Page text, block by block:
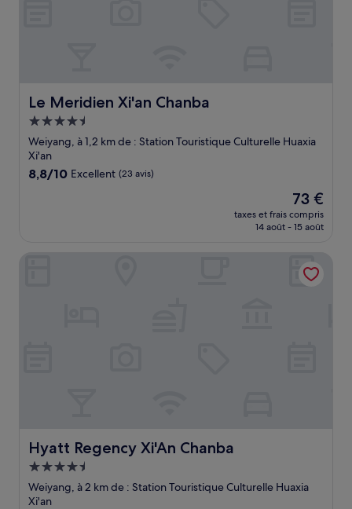
Le Meridien Xi'an Chanba
Le Meridien Xi'an Chanba
Hébergement
4.5 étoiles
Weiyang, à 1,2 km de : Station Touristique Culturelle Huaxia
Xi'an
8.8
8,8/10 Excellent (23 avis)
Le
nouveau
prix
de
73 €
73 €
taxes et frais compris
14 août - 15 août
Hyatt Regency Xi'An Chanba
Hyatt Regency Xi'An Chanba
Hébergement
4.5 étoiles
Weiyang, à 2 km de : Station Touristique Culturelle Huaxia
Xi'an